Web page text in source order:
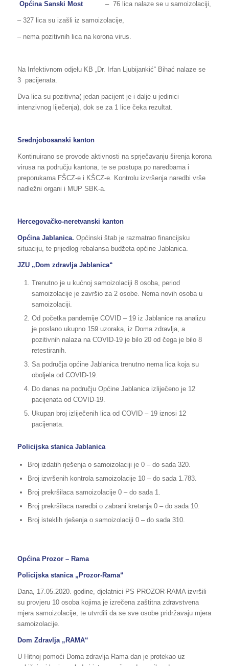
Općina Sanski Most– 76 lica nalaze se u samoizolaciji,
– 327 lica su izašli iz samoizolacije,
– nema pozitivnih lica na korona virus.
Na Infektivnom odjelu KB „Dr. Irfan Ljubijankić“ Bihać nalaze se
3 pacijenata.
Dva lica su pozitivna( jedan pacijent je i dalje u jedinici
intenzivnog liječenja), dok se za 1 lice čeka rezultat.
Srednjobosanski kanton
Kontinuirano se provode aktivnosti na sprječavanju širenja korona
virusa na području kantona, te se postupa po naredbama i
preporukama FŠCZ-e i KŠCZ-e. Kontrolu izvršenja naredbi vrše
nadležni organi i MUP SBK-a.
Hercegovačko-neretvanski kanton
Općina Jablanica. Općinski štab je razmatrao financijsku
situaciju, te prijedlog rebalansa budžeta općine Jablanica.
JZU „Dom zdravlja Jablanica“
Trenutno je u kućnoj samoizolaciji 8 osoba, period
samoizolacije je završio za 2 osobe. Nema novih osoba u
samoizolaciji.
Od početka pandemije COVID – 19 iz Jablanice na analizu
je poslano ukupno 159 uzoraka, iz Doma zdravlja, a
pozitivnih nalaza na COVID-19 je bilo 20 od čega je bilo 8
retestiranih.
Sa područja općine Jablanica trenutno nema lica koja su
oboljela od COVID-19.
Do danas na području Općine Jablanica izliječeno je 12
pacijenata od COVID-19.
Ukupan broj izliječenih lica od COVID – 19 iznosi 12
pacijenata.
Policijska stanica Jablanica
Broj izdatih rješenja o samoizolaciji je 0 – do sada 320.
Broj izvršenih kontrola samoizolacije 10 – do sada 1.783.
Broj prekršilaca samoizolacije 0 – do sada 1.
Broj prekršilaca naredbi o zabrani kretanja 0 – do sada 10.
Broj isteklih rješenja o samoizolaciji 0 – do sada 310.
Općina Prozor – Rama
Policijska stanica „Prozor-Rama“
Dana, 17.05.2020. godine, djelatnici PS PROZOR-RAMA izvršili
su provjeru 10 osoba kojima je izrečena zaštitna zdravstvena
mjera samoizolacije, te utvrdili da se sve osobe pridržavaju mjera
samoizolacije.
Dom Zdravlja „RAMA“
U Hitnoj pomoći Doma zdravlja Rama dan je protekao uz